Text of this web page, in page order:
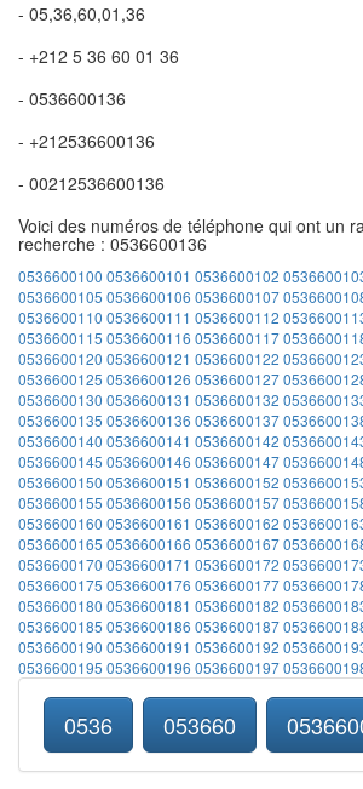
- 05,36,60,01,36
- +212 5 36 60 01 36
- 0536600136
- +212536600136
- 00212536600136
Voici des numéros de téléphone qui ont un
recherche : 0536600136
0536600100 0536600101 0536600102
0536600105 0536600106 0536600107
0536600110 0536600111 0536600112
0536600115 0536600116 0536600117
0536600120 0536600121 0536600122
0536600125 0536600126 0536600127
0536600130 0536600131 0536600132
0536600135 0536600136 0536600137
0536600140 0536600141 0536600142
0536600145 0536600146 0536600147
0536600150 0536600151 0536600152
0536600155 0536600156 0536600157
0536600160 0536600161 0536600162
0536600165 0536600166 0536600167
0536600170 0536600171 0536600172
0536600175 0536600176 0536600177
0536600180 0536600181 0536600182
0536600185 0536600186 0536600187
0536600190 0536600191 0536600192
0536600195 0536600196 0536600197
0536 053660